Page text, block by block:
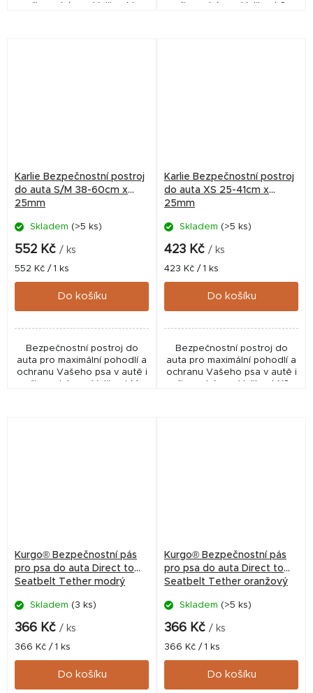
při procházce. Velikost L
při procházce. Velikost S.
Karlie Bezpečnostní postroj
do auta S/M 38-60cm x
25mm
Skladem (>5 ks)
552 Kč / ks
Měrná
cena:
552 Kč / 1 ks
Do košíku
Bezpečnostní postroj do
auta pro maximální pohodlí a
ochranu Vašeho psa v autě i
Karlie Bezpečnostní postroj
do auta XS 25-41cm x
25mm
Skladem (>5 ks)
423 Kč / ks
Měrná
cena:
423 Kč / 1 ks
Do košíku
Bezpečnostní postroj do
auta pro maximální pohodlí a
ochranu Vašeho psa v autě i
Kurgo® Bezpečnostní pás
pro psa do auta Direct to
Seatbelt Tether modrý
Skladem (3 ks)
366 Kč / ks
Měrná
cena:
366 Kč / 1 ks
Do košíku
Kurgo® Bezpečnostní pás
pro psa do auta Direct to
Seatbelt Tether oranžový
Skladem (>5 ks)
366 Kč / ks
Měrná
cena:
366 Kč / 1 ks
Do košíku